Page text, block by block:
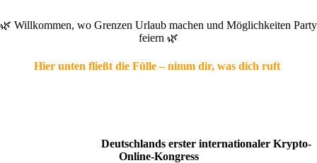
🌿 Willkommen, wo Grenzen Urlaub machen und Möglichkeiten Party
feiern 🌿
Hier unten fließt die Fülle – nimm dir, was dich ruft
Deutschlands erster internationaler Krypto-
Online-Kongress